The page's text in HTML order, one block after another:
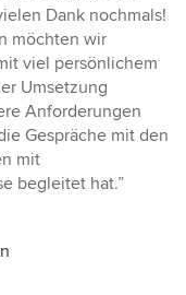
Dank nochmals!
möchten wir
viel persönlichem
Umsetzung
Anforderungen
Gespräche mit den
mit
begleitet hat.”